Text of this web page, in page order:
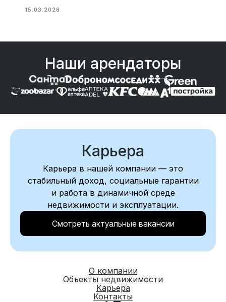
15.03.2026
Наши арендаторы
Карьера
Карьера в нашей компании — это
стабильный доход, социальные гарантии
и работа в динамичной среде
недвижимости и эксплуатации.
Смотреть актуальные вакансии
О компании
Объекты недвижимости
Карьера
Контакты